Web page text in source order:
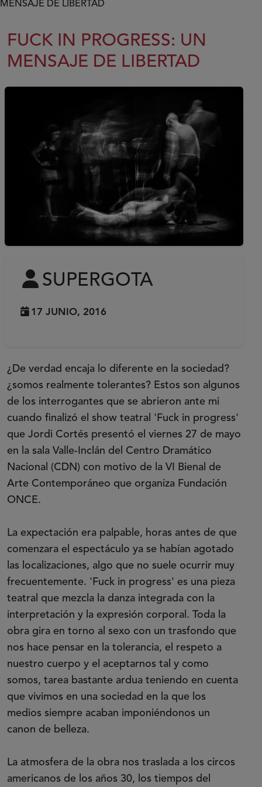
MENSAJE DE LIBERTAD
FUCK IN PROGRESS: UN
MENSAJE DE LIBERTAD
SUPERGOTA
17 JUNIO, 2016
¿De verdad encaja lo diferente en la sociedad?
¿somos realmente tolerantes? Estos son algunos
de los interrogantes que se abrieron ante mi
cuando finalizó el show teatral 'Fuck in progress'
que Jordi Cortés presentó el viernes 27 de mayo
en la sala Valle-Inclán del Centro Dramático
Nacional (CDN) con motivo de la VI Bienal de
Arte Contemporáneo que organiza Fundación
ONCE.
La expectación era palpable, horas antes de que
comenzara el espectáculo ya se habían agotado
las localizaciones, algo que no suele ocurrir muy
frecuentemente. 'Fuck in progress' es una pieza
teatral que mezcla la danza integrada con la
interpretación y la expresión corporal. Toda la
obra gira en torno al sexo con un trasfondo que
nos hace pensar en la tolerancia, el respeto a
nuestro cuerpo y el aceptarnos tal y como
somos, tarea bastante ardua teniendo en cuenta
que vivimos en una sociedad en la que los
medios siempre acaban imponiéndonos un
canon de belleza.
La atmosfera de la obra nos traslada a los circos
americanos de los años 30, los tiempos del